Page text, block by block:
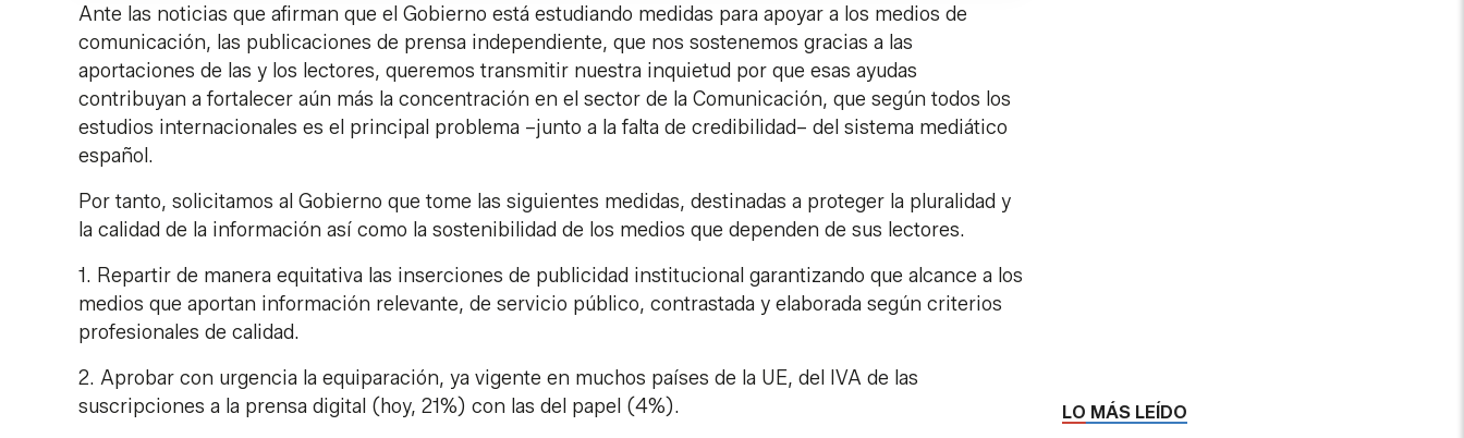
LO MÁS LEÍDO
Ante las noticias que afirman que el Gobierno está estudiando medidas para apoyar a los medios de
comunicación, las publicaciones de prensa independiente, que nos sostenemos gracias a las
aportaciones de las y los lectores, queremos transmitir nuestra inquietud por que esas ayudas
contribuyan a fortalecer aún más la concentración en el sector de la Comunicación, que según todos los
estudios internacionales es el principal problema –junto a la falta de credibilidad– del sistema mediático
español.
Por tanto, solicitamos al Gobierno que tome las siguientes medidas, destinadas a proteger la pluralidad y
la calidad de la información así como la sostenibilidad de los medios que dependen de sus lectores.
1. Repartir de manera equitativa las inserciones de publicidad institucional garantizando que alcance a los
medios que aportan información relevante, de servicio público, contrastada y elaborada según criterios
profesionales de calidad.
2. Aprobar con urgencia la equiparación, ya vigente en muchos países de la UE, del IVA de las
suscripciones a la prensa digital (hoy, 21%) con las del papel (4%).